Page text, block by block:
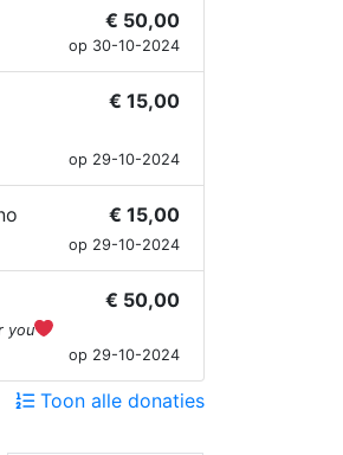
€ 50,00
op 30-10-2024
€ 15,00
op 29-10-2024
€ 15,00
op 29-10-2024
€ 50,00
you
op 29-10-2024
Toon alle donaties